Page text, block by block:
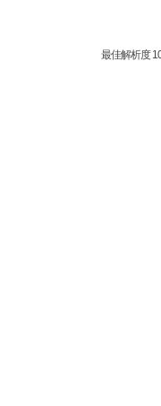
最佳解析度